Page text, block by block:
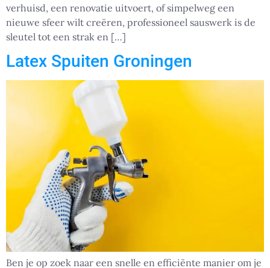
verhuisd, een renovatie uitvoert, of simpelweg een
nieuwe sfeer wilt creëren, professioneel sauswerk is de
sleutel tot een strak en […]
Latex Spuiten Groningen
Ben je op zoek naar een snelle en efficiënte manier om je